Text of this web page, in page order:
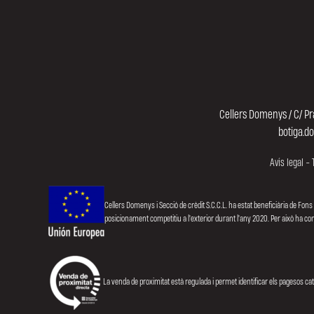
Cellers Domenys / C/
Avís legal -
Cellers Domenys i Secció de crèdit S.C.C.L. ha estat beneficiària de
posicionament competitiu a l'exterior durant l'any 2020. Per això ha
La venda de proximitat està regulada i permet identificar els pagesos